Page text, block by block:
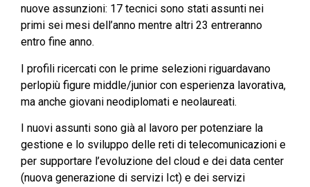
nuove assunzioni: 17 tecnici sono stati assunti nei
primi sei mesi dell’anno mentre altri 23 entreranno
entro fine anno.
I profili ricercati con le prime selezioni riguardavano
perlopiù figure middle/junior con esperienza lavorativa,
ma anche giovani neodiplomati e neolaureati.
I nuovi assunti sono già al lavoro per potenziare la
gestione e lo sviluppo delle reti di telecomunicazioni e
per supportare l’evoluzione del cloud e dei data center
(nuova generazione di servizi Ict) e dei servizi